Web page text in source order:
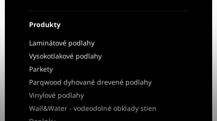
Produkty
Laminátové podlahy
Vysokotlakové podlahy
Parkety
Parqwood dyhované drevené podlahy
Vinylové podlahy
Wall&Water - vodeodolné obklady stien